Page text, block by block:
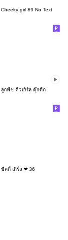
Cheeky girl 89 No Text
ลูกพีช คิ้วเกิร์ล ดุ๊กดิ๊ก
ชีคกี้ เกิร์ล ❤ 36